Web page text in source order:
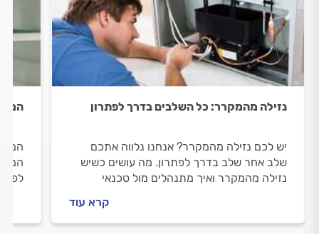
נזילה מהמקרר: כל השלבים בדרך לפתרון
יש לכם נזילה מהמקרר? אנחנו נלווה אתכם
שלב אחר שלב בדרך לפתרון. מה עושים כשיש
נזילה מהמקרר ואיך מתנהלים מול טכנאי
קרא עוד